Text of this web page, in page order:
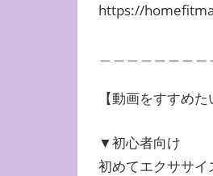
https://
【動画をすすめた
▼初心者向け
初めてエクササ